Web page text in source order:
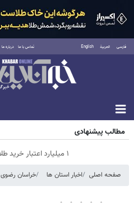
فارسی العربية English تماس با ما درباره ما
جمعه ۱۶ مرداد ۱۴۰۵
مطالب پیشنهادی
۱ میلیارد اعتبار خرید طلا | بدون ضامن و چک
صفحه اصلی اخبار استان ها خراسان رضوی